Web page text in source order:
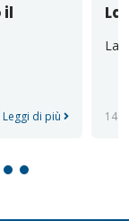
il
Leggi di più
La
14